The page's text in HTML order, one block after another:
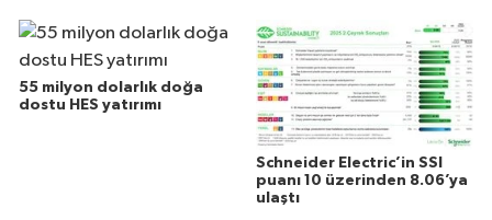
55 milyon dolarlık doğa
dostu HES yatırımı
Schneider Electric’in SSI
puanı 10 üzerinden 8.06’ya
ulaştı